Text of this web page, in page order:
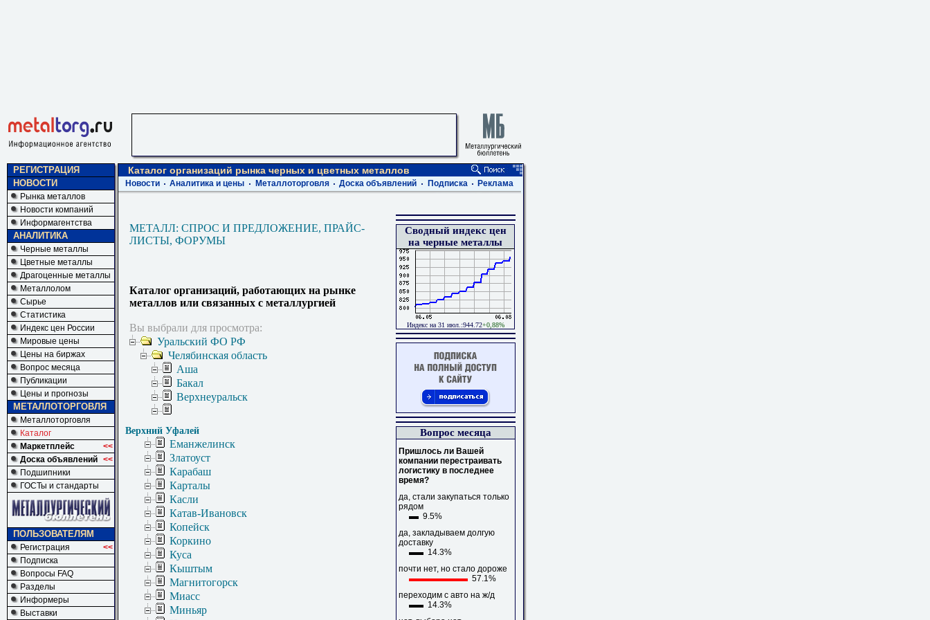
РЕГИСТРАЦИЯ
НОВОСТИ
Рынка металлов
Новости компаний
Информагентства
АНАЛИТИКА
Черные металлы
Цветные металлы
Драгоценные металлы
Металлолом
Сырье
Статистика
Индекс цен России
Мировые цены
Цены на биржах
Вопрос месяца
Публикации
Цены и прогнозы
МЕТАЛЛОТОРГОВЛЯ
Металлоторговля
Каталог
Маркетплейс
<<
Доска объявлений <<
Подшипники
ГОСТы и стандарты
ПОЛЬЗОВАТЕЛЯМ
Регистрация
<<
Подписка
Вопросы FAQ
Разделы
Информеры
Выставки
Каталог организаций рынка черных и цветных металлов
Новости Аналитика и цены Металлоторговля Доска объявлений Подписка Реклама
МЕТАЛЛ: СПРОС И ПРЕДЛОЖЕНИЕ, ПРАЙС-
ЛИСТЫ, ФОРУМЫ
Каталог организаций, работающих на рынке
металлов или связанных с металлургией
Вы выбрали для просмотра:
Уральский ФО РФ
Челябинская область
Аша
Бакал
Верхнеуральск
Верхний Уфалей
Еманжелинск
Златоуст
Карабаш
Карталы
Касли
Катав-Ивановск
Копейск
Коркино
Куса
Кыштым
Магнитогорск
Миасс
Миньяр
Сводный индекс цен
на черные металлы
Индекс на 31 июл.:944.72+0,88%
Вопрос месяца
Пришлось ли Вашей
компании перестраивать
логистику в последнее
время?
да, стали закупаться только
рядом
9.5%
да, закладываем долгую
доставку
14.3%
почти нет, но стало дороже
57.1%
переходим с авто на ж/д
14.3%